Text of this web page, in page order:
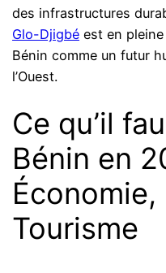
des infrastructures
Glo-Djigbé est en
Bénin comme un futur
l’Ouest.
Ce qu’il
Bénin en
Tourisme